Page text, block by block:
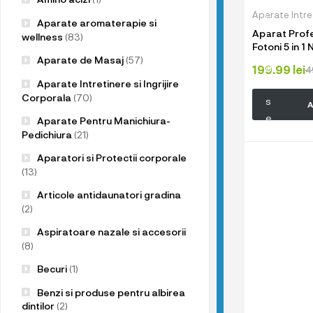
Aparate
Aparat
Fotoni 5 in 1
tratament
lumina LED,
acneea,
stativ
199.99 lei
Aparate aromaterapie si
wellness (83)
Aparate de Masaj(57)
Aparate Intretinere si Ingrijire
Corporala (70)
Aparate Pentru Manichiura-
Pedichiura (21)
Aparatori si Protectii corporale
(13)
Articole antidaunatori gradina
(2)
Aspiratoare nazale si accesorii
(8)
Becuri(1)
Benzi si produse pentru albirea
dintilor(2)
p
r
o
d
s
e